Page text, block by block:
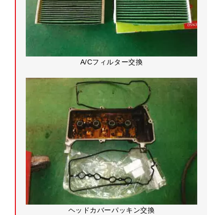
A/Cフィルター交換
ヘッドカバーパッキン交換